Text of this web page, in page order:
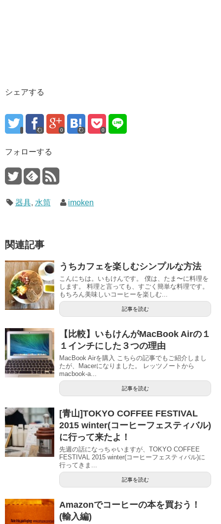
シェアする
0 0
フォローする
器具, 水筒 imoken
関連記事
うちカフェを楽しむシンプルな方法
こんにちは。いもけんです。 僕は、たま〜に料理を
します。 料理と言っても、すごく簡単な料理です。
もちろん美味しいコーヒーを楽しむ...
記事を読む
【比較】いもけんがMacBook Airの１
１インチにした３つの理由
MacBook Airを購入 こちらの記事でもご紹介しまし
たが、Macerになりました。 レッツノートから
macbook-a...
記事を読む
[青山]TOKYO COFFEE FESTIVAL
2015 winter(コーヒーフェスティバル)
に行って来たよ！
先週の話になっちゃいますが、TOKYO COFFEE
FESTIVAL 2015 winter(コーヒーフェスティバル)に
行ってきま...
記事を読む
Amazonでコーヒーの本を買おう！
(輸入編)